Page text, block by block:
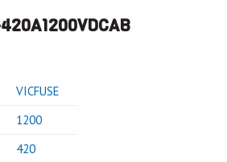
VICFUSE
1200
420